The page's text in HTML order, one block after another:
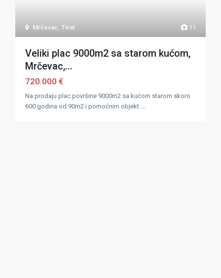
11
Mrčevac,Tivat
Veliki plac 9000m2 sa starom kućom,
Mrčevac,...
720.000 €
Na prodaju plac površine 9000m2 sa kućom starom skoro
600 godina od 90m2 i pomoćnim objekt ...